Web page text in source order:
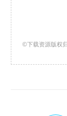
©下载资源版权